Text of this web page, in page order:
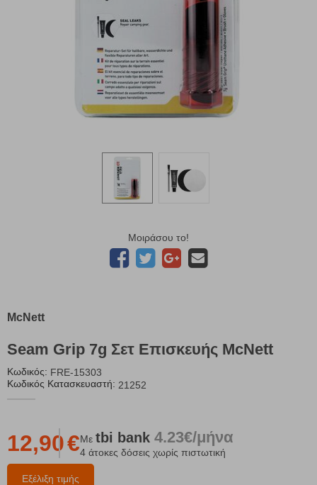
Μοιράσου το!
McNett
Seam Grip 7g Σετ Επισκευής McNett
Κωδικός: FRE-15303
Κωδικός Κατασκευαστή: 21252
Εξέλιξη τιμής
12,90€Με tbi bank 4.23€/μήνα
4 άτοκες δόσεις χωρίς πιστωτική